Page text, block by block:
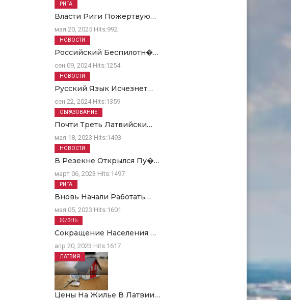
Власти Риги Пожертвую…
мая 20, 2025 Hits:992
РИГА
Российский Беспилотн�…
сен 09, 2024 Hits:1254
НОВОСТИ
Русский Язык Исчезнет…
сен 22, 2024 Hits:1359
НОВОСТИ
Почти Треть Латвийски…
мая 18, 2023 Hits:1493
ОБРАЗОВАНИЕ
В Резекне Открылся Пу�…
март 06, 2023 Hits:1497
НОВОСТИ
Вновь Начали Работать…
мая 05, 2023 Hits:1601
РИГА
Сокращение Населения …
апр 20, 2023 Hits:1617
ЖИЗНЬ
Цены На Жилье В Латвии…
ЛАТВИЯ